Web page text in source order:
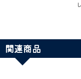
関連商品